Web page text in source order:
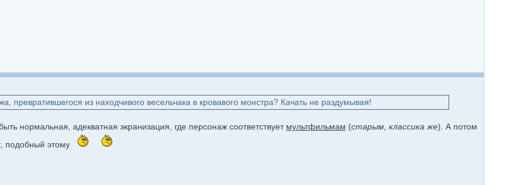
превратившегося из находчивого весельчака в кровавого монстра? Качать не раздумывая!
нормальная, адекватная экранизация, где персонаж соответствует мультфильмам (старым, классика же). А потом
подобный этому